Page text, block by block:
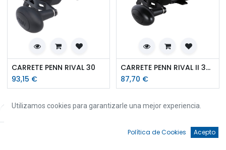
Por defecto
CARRETE PENN RIVAL 30
93,15 €
CARRETE PENN RIVAL II 30LWLH
87,70 €
Utilizamos cookies para garantizarle una mejor experiencia.
Política de Cookies Acepto